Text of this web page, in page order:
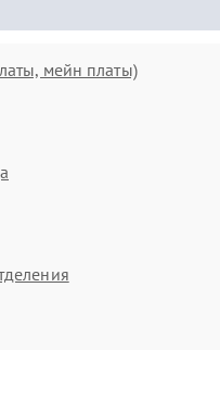
мейн платы)